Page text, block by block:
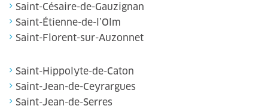
Saint-Césaire-de-Gauzignan
Saint-Étienne-de-l’Olm
Saint-Florent-sur-Auzonnet
Saint-Hippolyte-de-Caton
Saint-Jean-de-Ceyrargues
Saint-Jean-de-Serres